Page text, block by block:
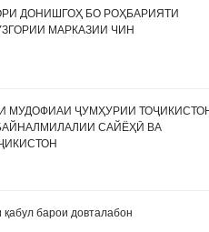
ДОНИШГОҲ БО РОҲБАРИЯТИ
МАРКАЗИИ ЧИН
МУДОФИАИ ҶУМҲУРИИ
САЙЁҲӢ ВА
барои довталабон